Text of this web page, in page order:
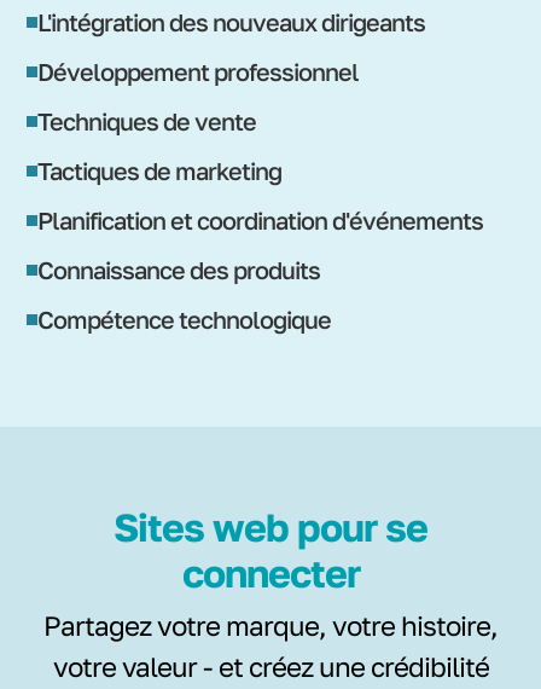
L'intégration des nouveaux dirigeants
Développement professionnel
Techniques de vente
Tactiques de marketing
Planification et coordination d'événements
Connaissance des produits
Compétence technologique
Sites web pour se
connecter
Partagez votre marque, votre histoire,
votre valeur - et créez une crédibilité